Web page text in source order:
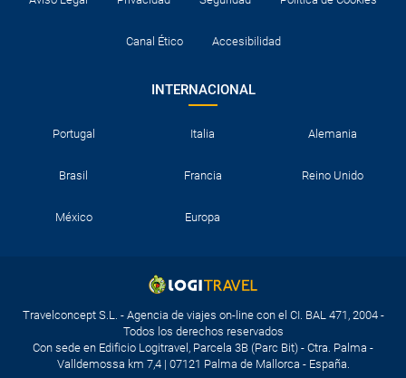
Canal Ético Accesibilidad
INTERNACIONAL
Portugal Italia Alemania
Brasil Francia Reino Unido
México Europa
Travelconcept S.L. - Agencia de viajes on-line con el CI. BAL 471, 2004 -
Todos los derechos reservados
Con sede en Edificio Logitravel, Parcela 3B (Parc Bit) - Ctra. Palma -
Valldemossa km 7,4 | 07121 Palma de Mallorca - España.